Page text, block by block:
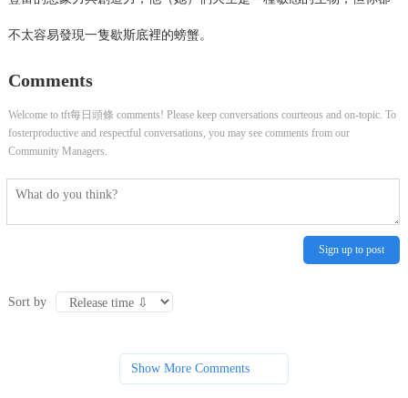
不太容易發現一隻歇斯底裡的螃蟹。
Comments
Welcome to tft每日頭條 comments! Please keep conversations courteous and on-topic. To
fosterproductive and respectful conversations, you may see comments from our
Community Managers.
Sign up to post
Sort by
Show More Comments